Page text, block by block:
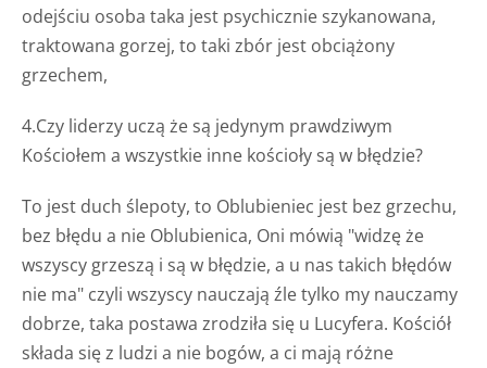
odejściu osoba taka jest psychicznie szykanowana,
traktowana gorzej, to taki zbór jest obciążony
grzechem,
4.Czy liderzy uczą że są jedynym prawdziwym
Kościołem a wszystkie inne kościoły są w błędzie?
To jest duch ślepoty, to Oblubieniec jest bez grzechu,
bez błędu a nie Oblubienica, Oni mówią "widzę że
wszyscy grzeszą i są w błędzie, a u nas takich błędów
nie ma" czyli wszyscy nauczają źle tylko my nauczamy
dobrze, taka postawa zrodziła się u Lucyfera. Kościół
składa się z ludzi a nie bogów, a ci mają różne